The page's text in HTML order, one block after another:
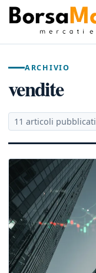
ARCHIVIO
vendite
11 articoli pubblicati